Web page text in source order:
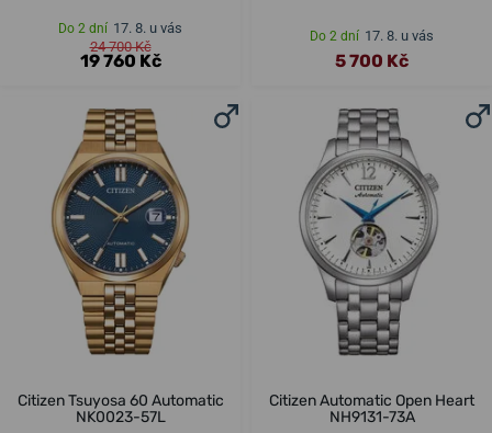
Do 2 dní 17. 8. u vás
24 700 Kč
19 760 Kč
Do 2 dní 17. 8. u vás
5 700 Kč
Citizen Tsuyosa 60 Automatic
NK0023-57L
Citizen Automatic Open Heart
NH9131-73A